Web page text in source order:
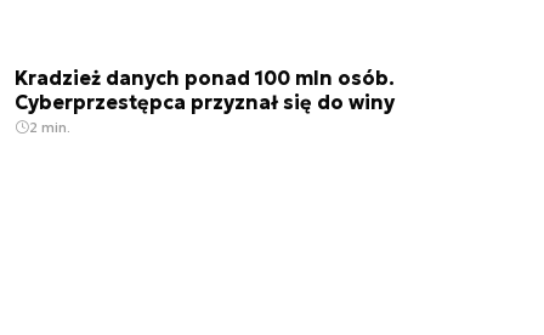
Kradzież danych ponad 100 mln osób.
Cyberprzestępca przyznał się do winy
2 min.